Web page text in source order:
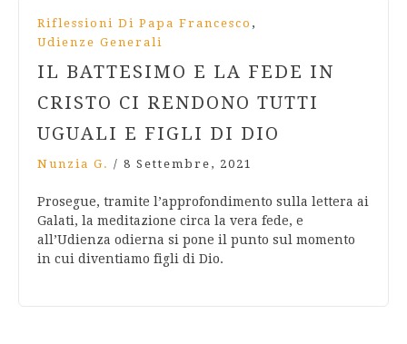
Riflessioni Di Papa Francesco ,
Udienze Generali
IL BATTESIMO E LA FEDE IN
CRISTO CI RENDONO TUTTI
UGUALI E FIGLI DI DIO
Nunzia G. / 8 Settembre, 2021
Prosegue, tramite l’approfondimento sulla lettera ai
Galati, la meditazione circa la vera fede, e
all’Udienza odierna si pone il punto sul momento
in cui diventiamo figli di Dio.